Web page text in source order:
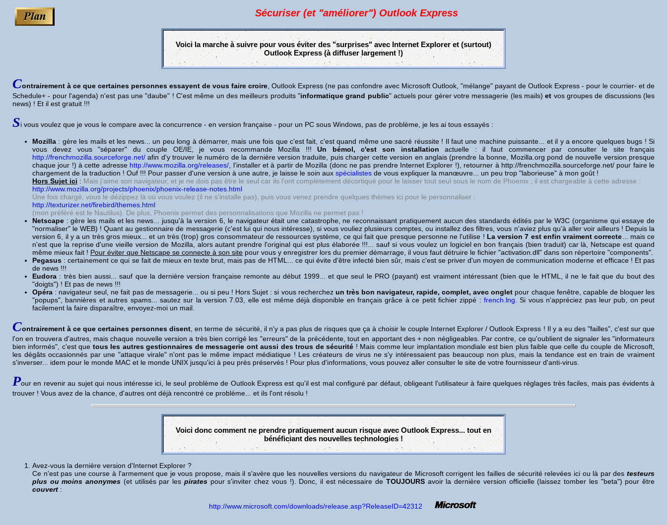
Sécuriser (et "améliorer") Outlook Express
Voici la marche à suivre pour vous éviter des "surprises" avec Internet Explorer et (surtout)
Outlook Express (à diffuser largement !)
Contrairement à ce que certaines personnes essayent de vous faire croire , Outlook Express (ne pas confondre avec Microsoft Outlook, "mélange" payant de Outlook Express - pour le courrier- et de
Schedule+ - pour l'agenda) n'est pas une "daube" ! C'est même un des meilleurs produits "informatique grand public" actuels pour gérer votre messagerie (les mails)et vos groupes de discussions (les
news) ! Et il est gratuit !!!
Si vous voulez que je vous le compare avec la concurrence - en version française - pour un PC sous Windows, pas de problème, je les ai tous essayés :
Mozilla : gère les mails et les news... un peu long à démarrer, mais une fois que c'est fait, c'est quand même une sacré réussite ! Il faut une machine puissante... et il y a encore quelques bugs ! Si
vous devez vous "séparer" du couple OE/IE, je vous recommande Mozilla !!!Un bémol, c'est son installation actuelle : il faut commencer par consulter le site français
http://frenchmozilla.sourceforge.net/ afin d'y trouver le numéro de la dernière version traduite, puis charger cette version en anglais (prendre la bonne, Mozilla.org pond de nouvelle version presque
chaque jour !) à cette adresse http://www.mozilla.org/releases/ , l'installer et à partir de Mozilla (donc ne pas prendre Internet Explorer !), retourner à http://frenchmozilla.sourceforge.net/ pour faire le
chargement de la traduction ! Ouf !!! Pour passer d'une version à une autre, je laisse le soin aux spécialistes de vous expliquer la manœuvre... un peu trop "laborieuse" à mon goût !
Hors Sujet ici : Mais j'aime son navigateur, et je ne dois pas être le seul car ils l'ont complètement décortiqué pour le laisser tout seul sous le nom de Phoenix ; il est chargeable à cette adresse :
http://www.mozilla.org/projects/phoenix/phoenix-release-notes.html
Une fois chargé, vous le dézippez là où vous voulez (il ne s'installe pas), puis vous venez prendre quelques thèmes ici pour le personnaliser :
http://texturizer.net/firebird/themes.html
(mon préféré est le Nautilus). De plus, Phoenix permet des personnalisations que Mozilla ne permet pas !
Netscape : gère les mails et les news... jusqu'à la version 6, le navigateur était une catastrophe, ne reconnaissant pratiquement aucun des standards édités par le W3C (organisme qui essaye de
"normaliser" le WEB) ! Quant au gestionnaire de messagerie (c'est lui qui nous intéresse), si vous vouliez plusieurs comptes, ou installez des filtres, vous n'aviez plus qu'à aller voir ailleurs ! Depuis la
version 6, il y a un très gros mieux... et un très (trop) gros consommateur de ressources système, ce qui fait que presque personne ne l'utilise ! La version 7 est enfin vraiment correcte ... mais ce
n'est que la reprise d'une vieille version de Mozilla, alors autant prendre l'original qui est plus élaborée !!!... sauf si vous voulez un logiciel en bon français (bien traduit) car là, Netscape est quand
même mieux fait ! Pour éviter que Netscape se connecte à son site pour vous y enregistrer lors du premier démarrage, il vous faut détruire le fichier "activation.dll" dans son répertoire "components".
Pegasus : certainement ce qui se fait de mieux en texte brut, mais pas de HTML... ce qui évite d'être infecté bien sûr, mais c'est se priver d'un moyen de communication moderne et efficace ! Et pas
de news !!!
Eudora : très bien aussi... sauf que la dernière version française remonte au début 1999... et que seul le PRO (payant) est vraiment intéressant (bien que le HTML, il ne le fait que du bout des
"doigts") ! Et pas de news !!!
Opéra : navigateur seul, ne fait pas de messagerie... ou si peu ! Hors Sujet : si vous recherchez un très bon navigateur, rapide, complet, avec onglet pour chaque fenêtre, capable de bloquer les
"popups", bannières et autres spams... sautez sur la version 7.03, elle est même déjà disponible en français grâce à ce petit fichier zippé : french.lng . Si vous n'appréciez pas leur pub, on peut
facilement la faire disparaître, envoyez-moi un mail.
Contrairement à ce que certaines personnes disent , en terme de sécurité, il n'y a pas plus de risques que ça à choisir le couple Internet Explorer / Outlook Express ! Il y a eu des "failles", c'est sur que
l'on en trouvera d'autres, mais chaque nouvelle version a très bien corrigé les "erreurs" de la précédente, tout en apportant des + non négligeables. Par contre, ce qu'oublient de signaler les "informateurs
bien informés", c'est que tous les autres gestionnaires de messagerie ont aussi des trous de sécurité ! Mais comme leur implantation mondiale est bien plus faible que celle du couple de Microsoft,
les dégâts occasionnés par une "attaque virale" n'ont pas le même impact médiatique ! Les créateurs de virus ne s'y intéressaient pas beaucoup non plus, mais la tendance est en train de vraiment
s'inverser... idem pour le monde MAC et le monde UNIX jusqu'ici à peu près préservés ! Pour plus d'informations, vous pouvez aller consulter le site de votre fournisseur d'anti-virus.
Pour en revenir au sujet qui nous intéresse ici, le seul problème de Outlook Express est qu'il est mal configuré par défaut, obligeant l'utilisateur à faire quelques réglages très faciles, mais pas évidents à
trouver ! Vous avez de la chance, d'autres ont déjà rencontré ce problème... et ils l'ont résolu !
Voici donc comment ne prendre pratiquement aucun risque avec Outlook Express... tout en
bénéficiant des nouvelles technologies !
Avez-vous la dernière version d'Internet Explorer ?
Ce n'est pas une course à l'armement que je vous propose, mais il s'avère que les nouvelles versions du navigateur de Microsoft corrigent les failles de sécurité relevées ici ou là par des testeurs
plus ou moins anonymes (et utilisés par les piratespour s'inviter chez vous !). Donc, il est nécessaire de TOUJOURSavoir la dernière version officielle (laissez tomber les "beta") pour être
couvert :
http://www.microsoft.com/downloads/release.asp?ReleaseID=42312